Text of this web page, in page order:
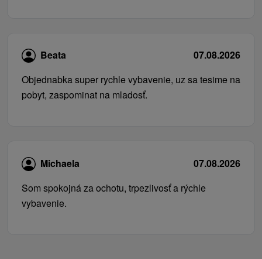
Beata
07.08.2026
Objednabka super rychle vybavenie, uz sa tesime na
pobyt, zaspominat na mladosť.
Michaela
07.08.2026
Som spokojná za ochotu, trpezlivosť a rýchle
vybavenie.